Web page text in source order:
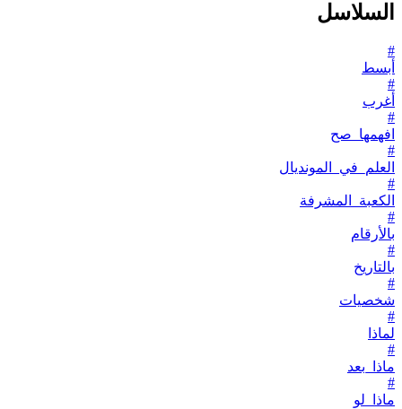
السلاسل
#
أبسط
#
أغرب
#
افهمها_صح
#
العلم_في_المونديال
#
الكعبة_المشرفة
#
بالأرقام
#
بالتاريخ
#
شخصيات
#
لماذا
#
ماذا_بعد
#
ماذا_لو